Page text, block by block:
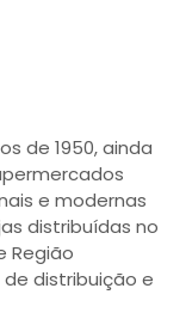
de 1950, ainda
e modernas
distribuídas no
Região
distribuição e